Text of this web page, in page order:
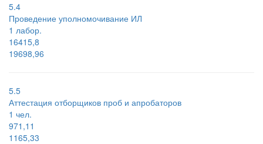
5.4
Проведение уполномочивание ИЛ
1 лабор.
16415,8
19698,96
5.5
Аттестация отборщиков проб и апробаторов
1 чел.
971,11
1165,33